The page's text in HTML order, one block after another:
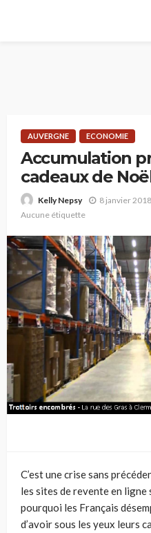
AUVERGNE ECONOMIE
Accumulation
cadeaux de
Kelly Nepsy 8 janvier 2018
Aucune étiquette
C’est une crise sans
les sites de revente en
pourquoi les Français
d’avoir sous les yeux leurs